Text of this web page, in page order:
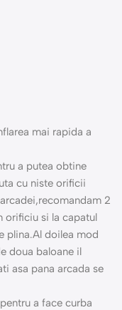
mai rapida a
a putea obtine
cu niste orificii
2
orificiu si la capatul
plina.Al doilea mod
doua baloane il
asa pana arcada se
a face curba